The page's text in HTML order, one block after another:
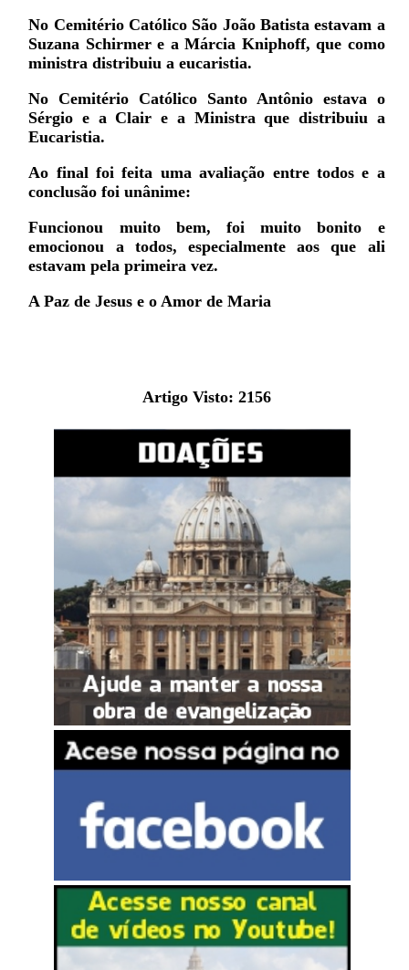
No Cemitério Católico São João Batista estavam a
Suzana Schirmer e a Márcia Kniphoff, que como
ministra distribuiu a eucaristia.
No Cemitério Católico Santo Antônio estava o
Sérgio e a Clair e a Ministra que distribuiu a
Eucaristia.
Ao final foi feita uma avaliação entre todos e a
conclusão foi unânime:
Funcionou muito bem, foi muito bonito e
emocionou a todos, especialmente aos que ali
estavam pela primeira vez.
A Paz de Jesus e o Amor de Maria
Artigo Visto: 2156